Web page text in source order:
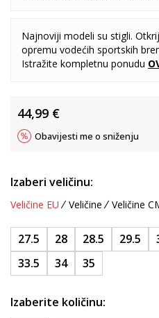
Najnoviji modeli su stigli.
opremu vodećih sportskih
Istražite kompletnu ponudu
44,99 €
Obavijesti me o sniženju
Izaberi veličinu:
Veličine EU Veličine Veličine
27.5 28 28.5 29.5
33.5
34 35
Izaberite količinu: